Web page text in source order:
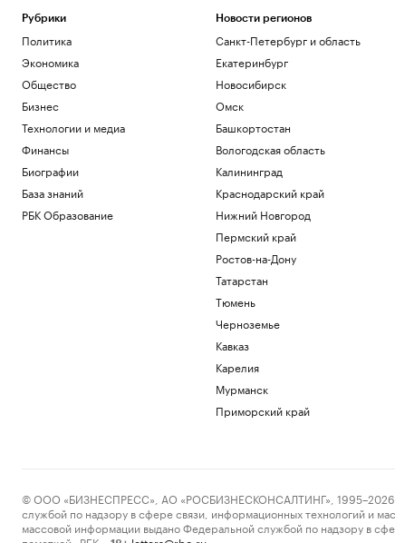
В Москве на торги выставили палаты
допетровской эпохи дешевле трешки
Недвижимость
Прокуратура Москвы выявила сотни
нарушений при реализации
нацпроектов
Общество
Что нового построят на Ходынском
поле
Центробанк Азербайджана ответил на
остановку переводов «Золотой
сообщения об угрозах российским
Шереметьево иностранным лицам
Государство получит «золотую акцию»
Рубрики
Политика
Экономика
Общество
Бизнес
Технологии и медиа
Финансы
Биографии
База знаний
РБК Образование
Новости регионов
Санкт-Петербург и область
Екатеринбург
Новосибирск
Омск
Башкортостан
Вологодская область
Калининград
Краснодарский край
Нижний Новгород
Пермский край
Ростов-на-Дону
Татарстан
Тюмень
Черноземье
Кавказ
Карелия
Мурманск
Приморский край
© ООО «БИЗНЕСПРЕСС», АО «РОСБИЗНЕСКОНСАЛТИНГ», 1995–2026.
службой по надзору в сфере связи, информационных технологий и
массовой информации выдано Федеральной службой по надзору в